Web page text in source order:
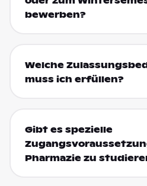
bewerben?
Welche
muss ich erfüllen?
Gibt es spezielle
Pharmazie zu